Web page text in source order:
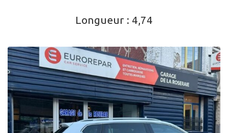
Longueur : 4,74